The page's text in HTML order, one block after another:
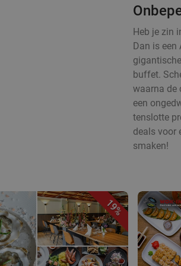
Heb je zin
Dan is een
buffet.
waarna de
een
tenslotte
deals voor
smaken!
19%